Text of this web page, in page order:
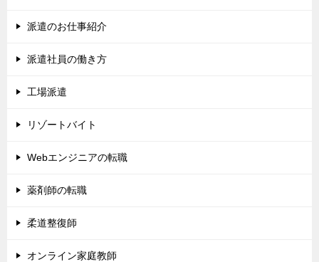
派遣のお仕事紹介
派遣社員の働き方
工場派遣
リゾートバイト
Webエンジニアの転職
薬剤師の転職
柔道整復師
オンライン家庭教師